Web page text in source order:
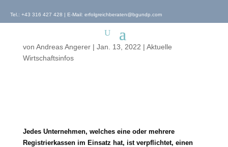
Tel.: +43 316 427 428 | E-Mail: erfolgreichberaten@bgundp.com
Überprüfung Registrierkassen
von Andreas Angerer| Jan. 13, 2022 | Aktuelle
Wirtschaftsinfos
Jedes Unternehmen, wel­ches eine oder meh­re­re
Registrierkassen im Einsatz hat, ist ver­pflich­tet, einen